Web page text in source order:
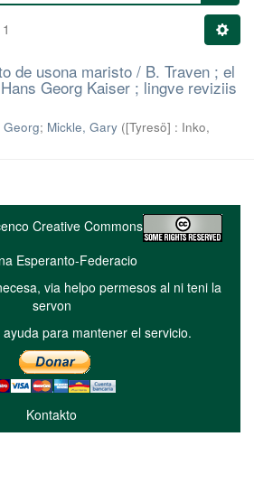
de usona maristo / B. Traven ; el
Georg Kaiser ; lingve reviziis
Georg; Mickle, Gary ([Tyresö] : Inko,
Creative Commons
Esperanto-Federacio
via helpo permesos al ni teni la
servon
para mantener el servicio.
Kontakto